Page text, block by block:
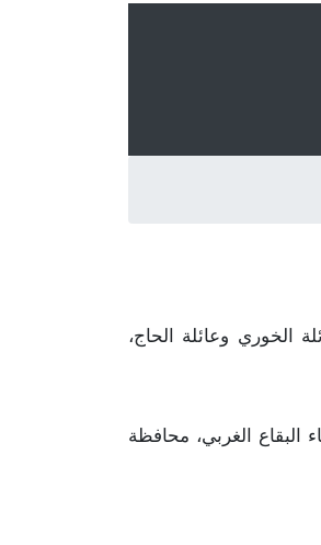
أسماء العائلات، أن عائلة الخوري وعائلة الحاج،
البقاع الغربي، محافظة